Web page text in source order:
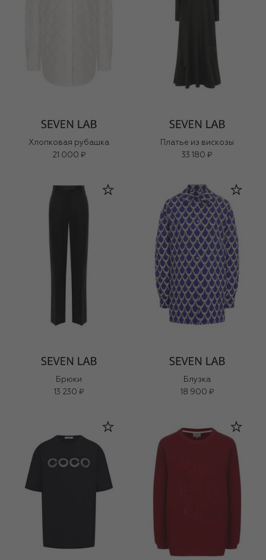
Хлопковая рубашка
21 000 ₽
Платье из вискозы
33 180 ₽
Брюки
13 230 ₽
Блузка
18 900 ₽